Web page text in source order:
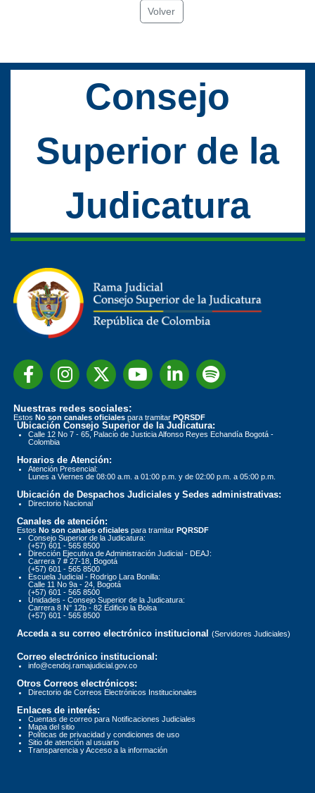
Volver
Consejo
Superior de la
Judicatura
Nuestras redes sociales:
Estos No son canales oficiales para tramitar PQRSDF
Ubicación Consejo Superior de la Judicatura:
Calle 12 No 7 - 65, Palacio de Justicia Alfonso Reyes Echandía Bogotá -
Colombia
Horarios de Atención:
Atención Presencial:
Lunes a Viernes de 08:00 a.m. a 01:00 p.m. y de 02:00 p.m. a 05:00 p.m.
Ubicación de Despachos Judiciales y Sedes administrativas:
Directorio Nacional
Canales de atención:
Estos No son canales oficiales para tramitar PQRSDF
Consejo Superior de la Judicatura:
(+57) 601 - 565 8500
Dirección Ejecutiva de Administración Judicial - DEAJ:
Carrera 7 # 27-18, Bogotá
(+57) 601 - 565 8500
Escuela Judicial - Rodrigo Lara Bonilla:
Calle 11 No 9a - 24, Bogotá
(+57) 601 - 565 8500
Unidades - Consejo Superior de la Judicatura:
Carrera 8 N° 12b - 82 Edificio la Bolsa
(+57) 601 - 565 8500
Acceda a su correo electrónico institucional (Servidores Judiciales)
Correo electrónico institucional:
info@cendoj.ramajudicial.gov.co
Otros Correos electrónicos:
Directorio de Correos Electrónicos Institucionales
Enlaces de interés:
Cuentas de correo para Notificaciones Judiciales
Mapa del sitio
Políticas de privacidad y condiciones de uso
Sitio de atención al usuario
Transparencia y Acceso a la información